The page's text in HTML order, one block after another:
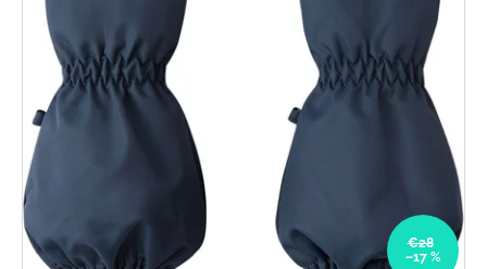
€28
–17 %